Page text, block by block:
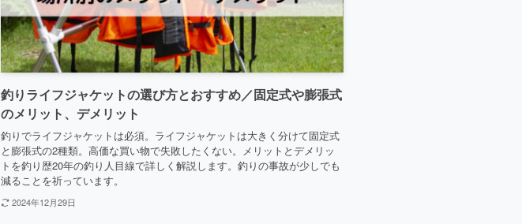
釣りライフジャケットの選び方とおすすめ／固定式や膨張式
のメリット、デメリット
釣りでライフジャケットは必須。ライフジャケットは大きく分けて固定式
と膨張式の2種類。高価な買い物で失敗したくない。メリットとデメリッ
トを釣り歴20年の釣り人目線で詳しく解説します。釣りの事故が少しでも
減ることを祈っています。
2024年12月29日